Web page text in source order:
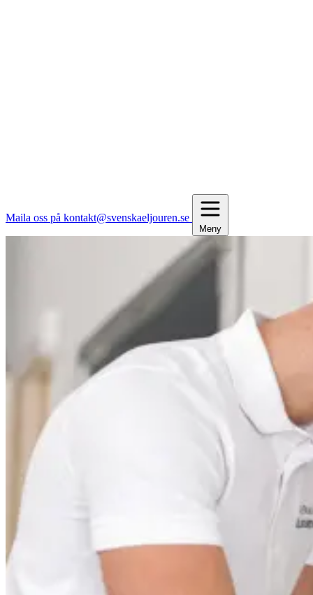
Maila oss på kontakt@svenskaeljouren.se
Meny